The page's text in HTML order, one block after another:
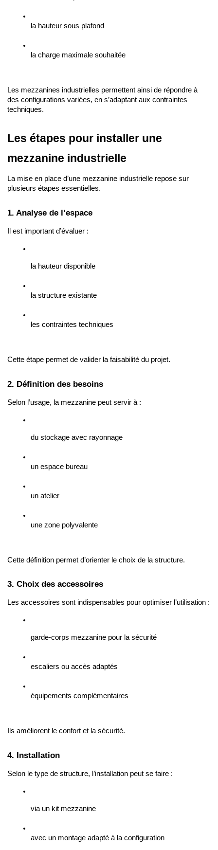
la hauteur sous plafond
la charge maximale souhaitée
Les mezzanines industrielles permettent ainsi de répondre à
des configurations variées, en s’adaptant aux contraintes
techniques.
Les étapes pour installer une
mezzanine industrielle
La mise en place d’une mezzanine industrielle repose sur
plusieurs étapes essentielles.
1. Analyse de l’espace
Il est important d’évaluer :
la hauteur disponible
la structure existante
les contraintes techniques
Cette étape permet de valider la faisabilité du projet.
2. Définition des besoins
Selon l’usage, la mezzanine peut servir à :
du stockage avec rayonnage
un espace bureau
un atelier
une zone polyvalente
Cette définition permet d’orienter le choix de la structure.
3. Choix des accessoires
Les accessoires sont indispensables pour optimiser l’utilisation :
garde-corps mezzanine pour la sécurité
escaliers ou accès adaptés
équipements complémentaires
Ils améliorent le confort et la sécurité.
4. Installation
Selon le type de structure, l’installation peut se faire :
via un kit mezzanine
avec un montage adapté à la configuration